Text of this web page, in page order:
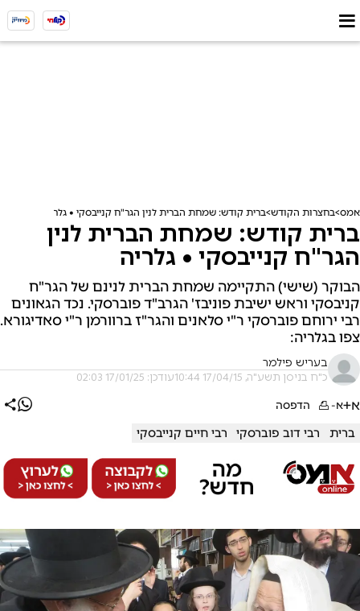
אמס בחצרות הקודש ברית קודש: שמחת הברית לנין הגר"ח קנייבסקי • גלריה
ברית קודש: שמחת הברית לנין
הגר"ח קנייבסקי • גלריה
הבוקר (שישי) התקיימה שמחת הברית לנינם של הגר"ח
קניבסקי וראש ישיבת פוניבז' הגרב"ד פוברסקי. נכד הגאונים
רבי ירוחם פוברסקי ר"י סלאנים והגר"ז ברוורמן ר"י סאדיגורא.
צפו בגלריה:
בעריש פילמר
כ"ח בניסן תשע"ה, 17/04/15 10:44 עודכן: 17/01/25 02:03
א+א- הדפסה
ברית רבי דוב פוברסקי רבי חיים קנייבסקי